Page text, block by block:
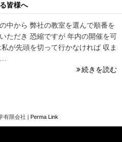
皆様へ
中から 弊社の教室を選んで順番を
ただき 恐縮ですが 年内の開催を可
が先頭を切って行かなければ 収ま
続きを読む
有限会社 | Perma Link